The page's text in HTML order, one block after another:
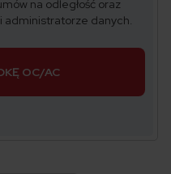
na odległość oraz
administratorze danych.
OC/AC